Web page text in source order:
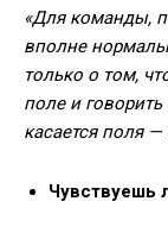
«Для команды,
вполне
только о том,
поле и
касается поля —
Чувствуешь